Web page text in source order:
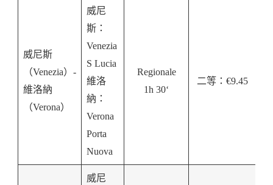
威尼斯
（Venezia）-
維洛納
（Verona）
威尼
斯：
Venezia
S Lucia
維洛
納：
Verona
Porta
Nuova
Regionale
1h 30‘
二等：€9.45
威尼